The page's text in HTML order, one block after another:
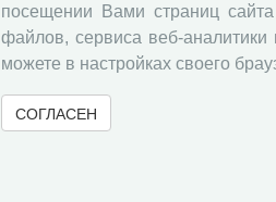
посещении Вами страниц
файлов, сервиса веб-
можете в настройках своего
СОГЛАСЕН